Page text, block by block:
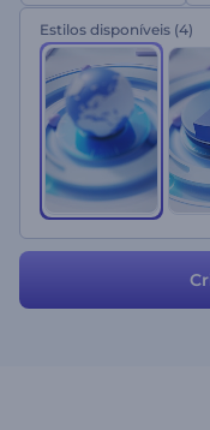
internacional. Selecione a
suas notícias, faça o
espere alguns segundos
destaca no meio do
Estilos disponíveis (4)